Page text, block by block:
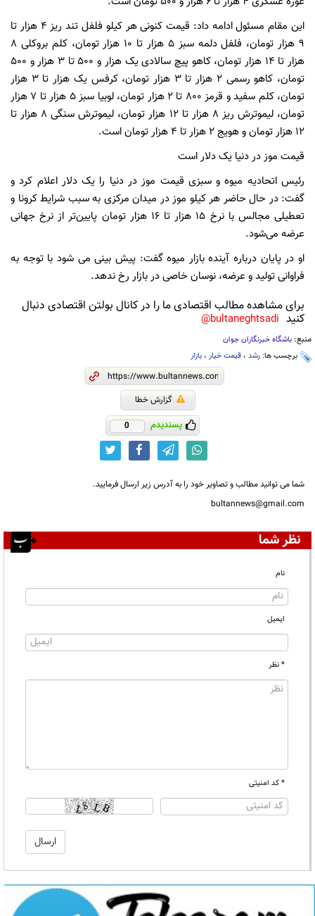
این مقام مسئول ادامه داد: قیمت کنونی هر کیلو فلفل تند ریز ۴ هزار تا
۹ هزار تومان، فلفل دلمه سبز ۵ هزار تا ۱۰ هزار تومان، کلم بروکلی ۸
هزار تا ۱۴ هزار تومان، کاهو پیچ سالادی یک هزار و ۵۰۰ تا ۳ هزار و ۵۰۰
تومان، کاهو رسمی ۲ هزار تا ۳ هزار تومان، کرفس یک هزار تا ۳ هزار
تومان، کلم سفید و قرمز ۸۰۰ تا ۲ هزار تومان، لوبیا سبز ۵ هزار تا ۷ هزار
تومان، لیموترش ریز ۸ هزار تا ۱۲ هزار تومان، لیموترش سنگی ۸ هزار تا
۱۲ هزار تومان و هویج ۲ هزار تا ۴ هزار تومان است.
قیمت موز در دنیا یک دلار است
رئیس اتحادیه میوه و سبزی قیمت موز در دنیا را یک دلار اعلام کرد و
گفت: در حال حاضر هر کیلو موز در میدان مرکزی به سبب شرایط کرونا و
تعطیلی مجالس با نرخ ۱۵ هزار تا ۱۶ هزار تومان پایین‌تر از نرخ جهانی
عرضه می‌شود.
او در پایان درباره آینده بازار میوه گفت: پیش بینی می شود با توجه به
فراوانی تولید و عرضه، نوسان خاصی در بازار رخ ندهد.
برای مشاهده مطالب اقتصادی ما را در کانال بولتن اقتصادی دنبال
کنید bultaneghtsadi@
منبع: باشگاه خبرنگاران جوان
برچسب ها: رشد ، قیمت خیار ، بازار
گزارش خطا
پسندیدم 0
شما می توانید مطالب و تصاویر خود را به آدرس زیر ارسال فرمایید.
bultannews@gmail.com
نظر شما
نام
ایمیل
* نظر
* کد امنیتی